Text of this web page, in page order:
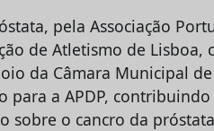
pela Associação
de Atletismo de Lisboa,
da Câmara Municipal de
para a APDP,
sobre o cancro da